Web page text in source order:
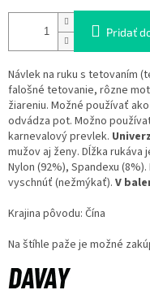
Pridať
Návlek na ruku s tetovaním
falošné tetovanie, rôzne
žiareniu. Možné používať ako
odvádza pot. Možno
karnevalový prevlek.
mužov aj ženy. Dĺžka rukáva
Nylon (92%), Spandexu
vyschnúť (nežmýkať). V
Krajina pôvodu: Čína
Na štíhle paže je možné